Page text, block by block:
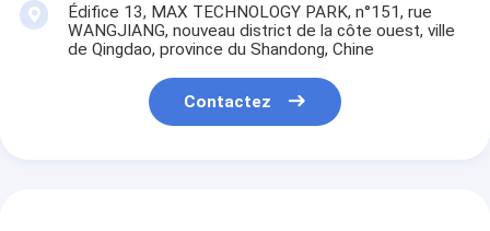
Édifice 13, MAX TECHNOLOGY PARK, n°151, rue
WANGJIANG, nouveau district de la côte ouest, ville
de Qingdao, province du Shandong, Chine
Contactez